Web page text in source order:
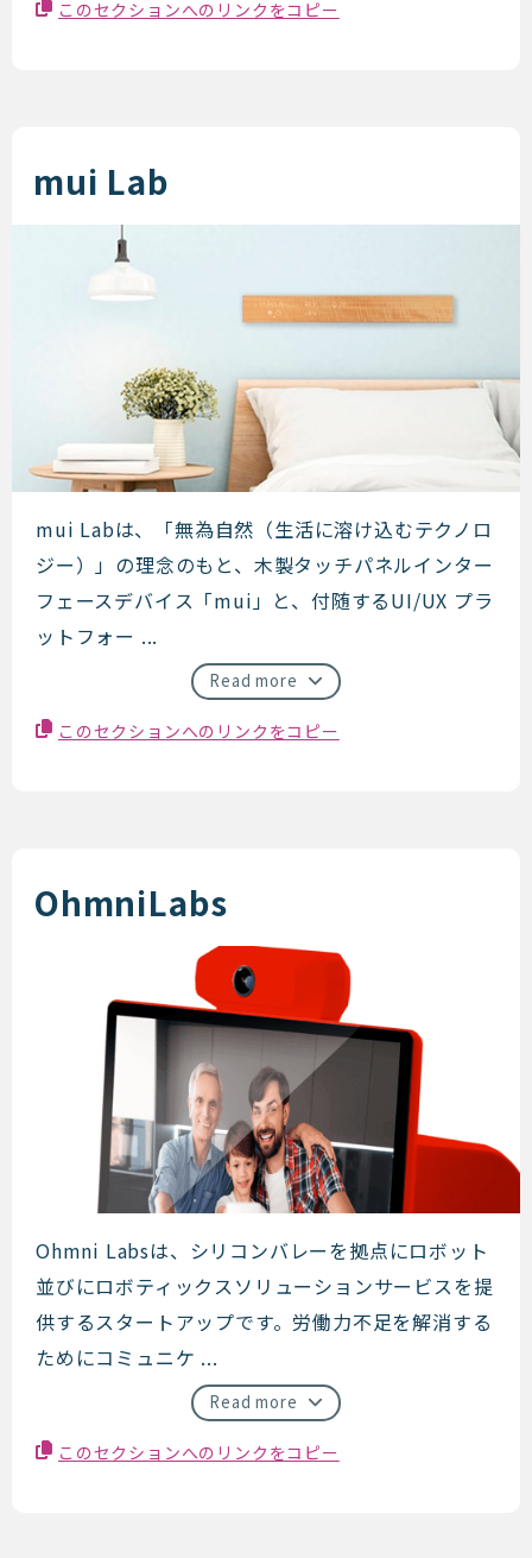
このセクションへのリンクをコピー
mui Lab
mui Lab
mui Labは、「無為自然（生活に溶け込むテクノロ
ジー）」の理念のもと、木製タッチパネルインター
フェースデバイス「mui」と、付随するUI/UX プラ
ットフォー ...
Read more
このセクションへのリンクをコピー
OhmniLabs
OhmniLabs
Ohmni Labsは、シリコンバレーを拠点にロボット
並びにロボティックスソリューションサービスを提
供するスタートアップです。労働力不足を解消する
ためにコミュニケ ...
Read more
このセクションへのリンクをコピー